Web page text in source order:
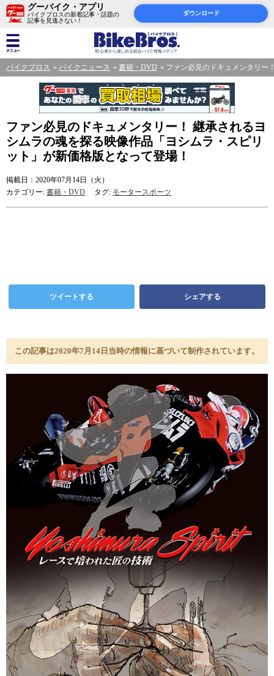
グーバイク・アプリ
バイクブロスの新着記事・話題の
記事を見逃さない！
ダウンロード
バイクブロス バイクニュース 書籍・DVD ファン必見のドキュメンタリー
ファン必見のドキュメンタリー！ 継承されるヨ
シムラの魂を探る映像作品「ヨシムラ・スピリ
ット」が新価格版となって登場！
掲載日：2020年07月14日（火）
カテゴリー: 書籍・DVD タグ: モータースポーツ
ツイートする シェアする
この記事は2020年7月14日当時の情報に基づいて制作されています。